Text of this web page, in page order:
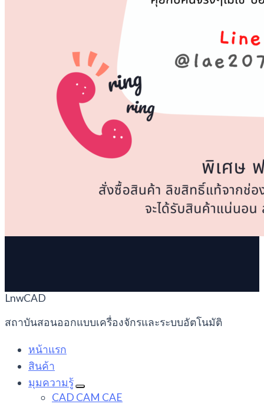
LnwCAD
สถาบันสอนออกแบบเครื่องจักรและระบบอัตโนมัติ
หน้าแรก
สินค้า
มุมความรู้
CAD CAM CAE